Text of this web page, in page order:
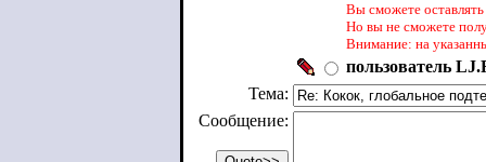
Вы сможете
Но вы не сможете
Внимание: на
пользователь
Тема:
Сообщение: